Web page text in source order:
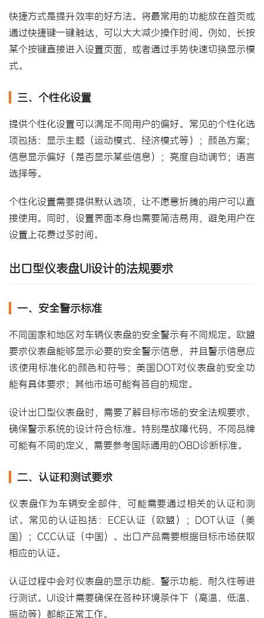
快捷方式是提升效率的好方法。将最常用的功能放在首页或
通过快捷键一键触达，可以大大减少操作时间。例如，长按
某个按键直接进入设置页面，或者通过手势快速切换显示模
式。
三、个性化设置
提供个性化设置可以满足不同用户的偏好。常见的个性化选
项包括：显示主题（运动模式、经济模式等）；颜色方案；
信息显示偏好（是否显示某些信息）；亮度自动调节；语言
选择等。
个性化设置需要提供默认选项，让不愿意折腾的用户可以直
接使用。同时，设置界面本身也需要简洁易用，避免用户在
设置上花费过多时间。
出口型仪表盘UI设计的法规要求
一、安全警示标准
不同国家和地区对车辆仪表盘的安全警示有不同规定。欧盟
要求仪表盘能够显示必要的安全警示信息，并且警示信息应
该使用标准化的颜色和符号；美国DOT对仪表盘的安全功
能有具体要求；其他市场可能有各自的规定。
设计出口型仪表盘时，需要了解目标市场的安全法规要求，
确保警示系统的设计符合标准。特别是故障代码，不同品牌
可能有不同的定义，需要参考国际通用的OBD诊断标准。
二、认证和测试要求
仪表盘作为车辆安全部件，可能需要通过相关的认证和测
试。常见的认证包括：ECE认证（欧盟）；DOT认证（美
国）；CCC认证（中国）。出口产品需要根据目标市场获取
相应的认证。
认证过程中会对仪表盘的显示功能、警示功能、耐久性等进
行测试。UI设计需要确保在各种环境条件下（高温、低温、
振动等）都能正常工作。